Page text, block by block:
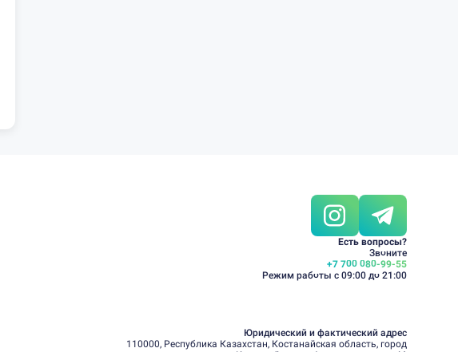
Есть вопросы?
Звоните
+7 700 080-99-55
Режим работы с 09:00 до 21:00
Юридический и фактический адрес
110000, Республика Казахстан, Костанайская область, город